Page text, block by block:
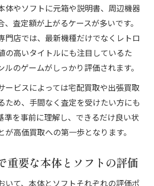
体やソフトに元箱や説明書、周辺機器
査定額が上がるケースが多いです。
門店では、最新機種だけでなくレトロ
の高いタイトルにも注目しているた
ルのゲームがしっかり評価されます。
ービスによっては宅配買取や出張買取
ため、手間なく査定を受けたい方にも
準を事前に理解し、できるだけ良い状
が高価買取への第一歩となります。
重要な本体とソフトの評価
いて、本体とソフトそれぞれの評価ポ